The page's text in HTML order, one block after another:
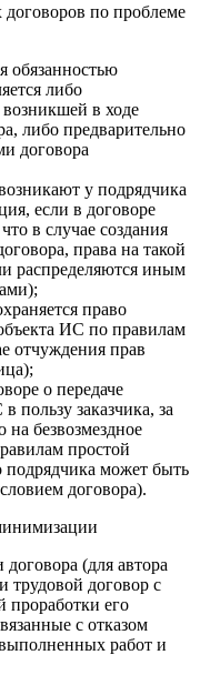
по проблеме
обязанностью
либо
в ходе
либо предварительно
договора
у подрядчика
если в договоре
в случае создания
права на такой
распределяются иным
право
ИС по правилам
отчуждения прав
о передаче
пользу заказчика, за
на безвозмездное
простой
подрядчика может быть
договора).
(для автора
трудовой договор с
проработки его
с отказом
работ и